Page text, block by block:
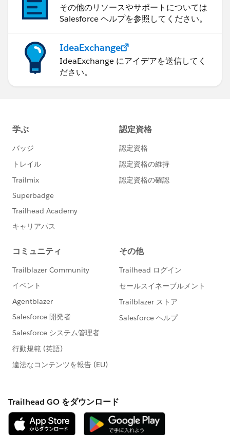
その他のリソースやサポートについては
Salesforce ヘルプを参照してください。
IdeaExchange
IdeaExchange にアイデアを送信してく
ださい。